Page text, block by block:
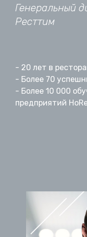
Генеральный
Ресттим
- 20 лет в
- Более 70
- Более 10 000
предприятий